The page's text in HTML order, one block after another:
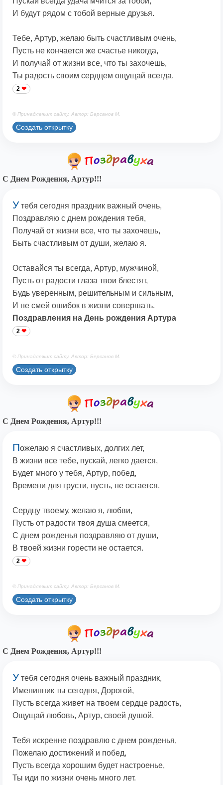
И будут рядом с тобой верные друзья.
Тебе, Артур, желаю быть счастливым очень,
Пусть не кончается же счастье никогда,
И получай от жизни все, что ты захочешь,
Ты радость своим сердцем ощущай всегда.
2
© Принадлежит сайту. Автор: Берсанов М.
Создать открытку
С Днем Рождения, Артур!!!
У тебя сегодня праздник важный очень,
Поздравляю с днем рождения тебя,
Получай от жизни все, что ты захочешь,
Быть счастливым от души, желаю я.
Оставайся ты всегда, Артур, мужчиной,
Пусть от радости глаза твои блестят,
Будь уверенным, решительным и сильным,
И не смей ошибок в жизни совершать.
Поздравления на День рождения Артура
2
© Принадлежит сайту. Автор: Берсанов М.
Создать открытку
С Днем Рождения, Артур!!!
Пожелаю я счастливых, долгих лет,
В жизни все тебе, пускай, легко дается,
Будет много у тебя, Артур, побед,
Времени для грусти, пусть, не остается.
Сердцу твоему, желаю я, любви,
Пусть от радости твоя душа смеется,
С днем рожденья поздравляю от души,
В твоей жизни горести не остается.
2
© Принадлежит сайту. Автор: Берсанов М.
Создать открытку
С Днем Рождения, Артур!!!
У тебя сегодня очень важный праздник,
Именинник ты сегодня, Дорогой,
Пусть всегда живет на твоем сердце радость,
Ощущай любовь, Артур, своей душой.
Тебя искренне поздравлю с днем рожденья,
Пожелаю достижений и побед,
Пусть всегда хорошим будет настроенье,
Ты иди по жизни очень много лет.